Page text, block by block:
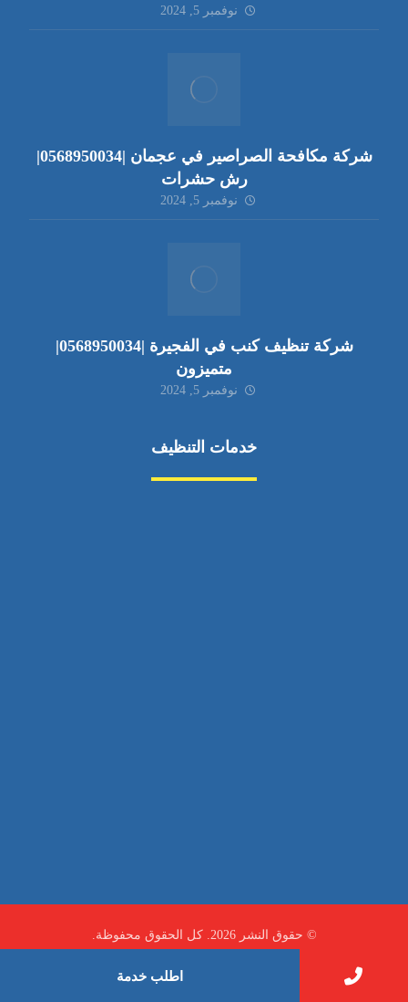
نوفمبر 5, 2024
شركة مكافحة الصراصير في عجمان |0568950034|
رش حشرات
نوفمبر 5, 2024
شركة تنظيف كنب في الفجيرة |0568950034|
متميزون
نوفمبر 5, 2024
خدمات التنظيف
© حقوق النشر 2026. كل الحقوق محفوظة.
اطلب خدمة